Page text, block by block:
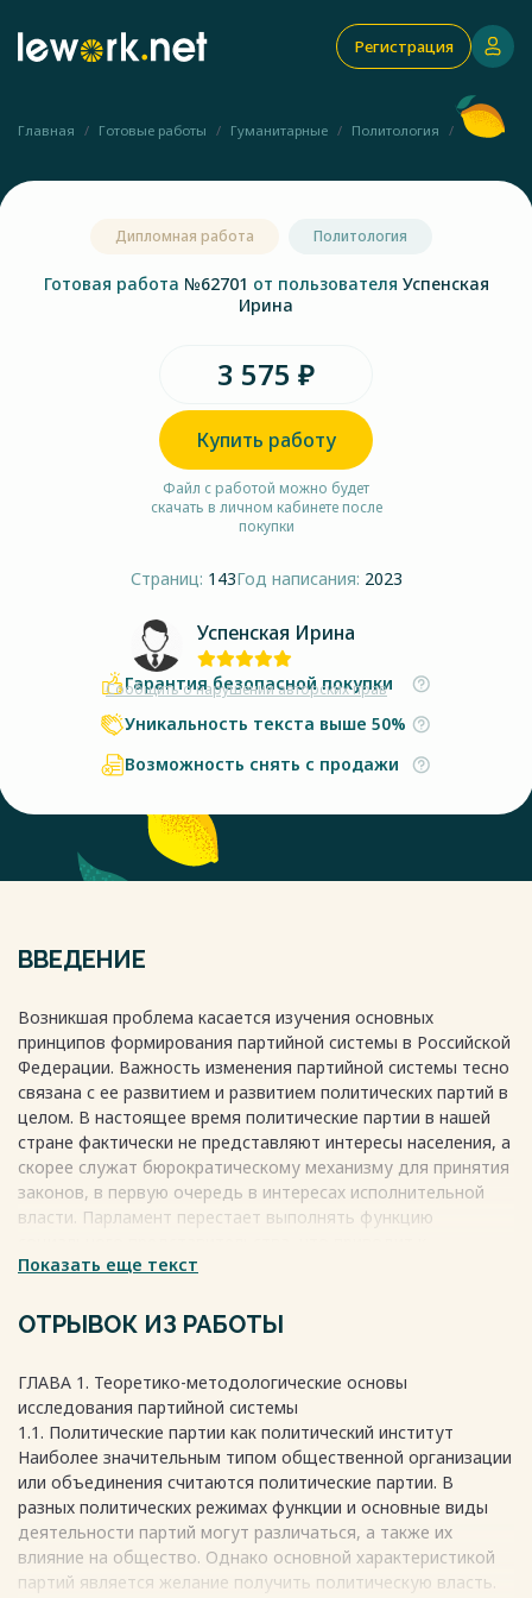
Регистрация
Главная Готовые работы Гуманитарные Политология
Дипломная работа Политология
Готовая работа №62701 от пользователя Успенская
Ирина
3 575 ₽
Купить работу
Файл с работой можно будет
скачать в личном кабинете после
покупки
Страниц: 143Год написания: 2023
Успенская Ирина
Сообщить о нарушении авторских прав
Гарантия безопасной покупки
Уникальность текста выше 50%
Возможность снять с продажи
ВВЕДЕНИЕ
Возникшая проблема касается изучения основных
принципов формирования партийной системы в Российской
Федерации. Важность изменения партийной системы тесно
связана с ее развитием и развитием политических партий в
целом. В настоящее время политические партии в нашей
стране фактически не представляют интересы населения, а
скорее служат бюрократическому механизму для принятия
законов, в первую очередь в интересах исполнительной
власти. Парламент перестает выполнять функцию
уменьшению влияния политических партий и затрудняет их
понимать, что малочисленные партии, ориентированные на
способные конкурировать, получат поддержку широких
социальных слоев российского общества, и их изменение
будет лишь вопросом времени. В условиях социального
кризиса и утраты доверия к политическим партиям
необходимы изменения в партийной деятельности России.
Особенно важно понимать, каким будет процесс транзита
партийной системы и политических партий в нашей стране.
Переход к новой фазе жизненного цикла партийной
системы Российской Федерации необходим прежде всего
Показать еще текст
ОТРЫВОК ИЗ РАБОТЫ
ГЛАВА 1. Теоретико-методологические основы
исследования партийной системы
1.1. Политические партии как политический институт
Наиболее значительным типом общественной организации
или объединения считаются политические партии. В
разных политических режимах функции и основные виды
деятельности партий могут различаться, а также их
влияние на общество. Однако основной характеристикой
партий является желание получить политическую власть.